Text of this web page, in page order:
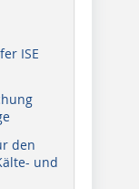
ISE
den
und